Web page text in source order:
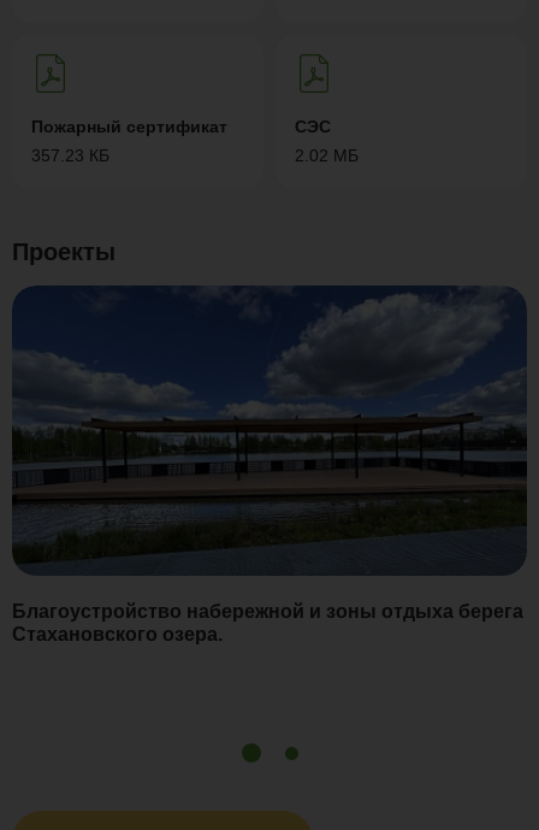
Пожарный сертификат
357.23 КБ
СЭС
2.02 МБ
Проекты
Благоустройство набережной и зоны отдыха берега
Стахановского озера.